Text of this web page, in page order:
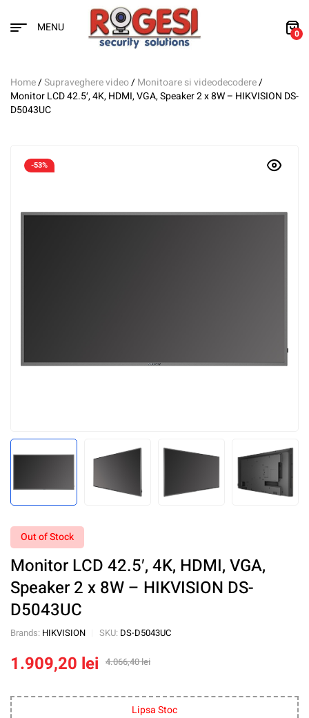
MENU 0
Home/Supraveghere video/Monitoare si videodecodere/
Monitor LCD 42.5′, 4K, HDMI, VGA, Speaker 2 x 8W – HIKVISION DS-
D5043UC
-53%
Out of Stock
Monitor LCD 42.5′, 4K, HDMI, VGA,
Speaker 2 x 8W – HIKVISION DS-
D5043UC
Brands: HIKVISION SKU: DS-D5043UC
4.066,40lei
1.909,20 lei
Lipsa Stoc